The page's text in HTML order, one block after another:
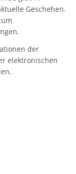
Geschehen.
der
elektronischen